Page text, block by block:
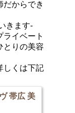
だからでき
きます-
イベート
とりの美容
しくは下記
帯広 美